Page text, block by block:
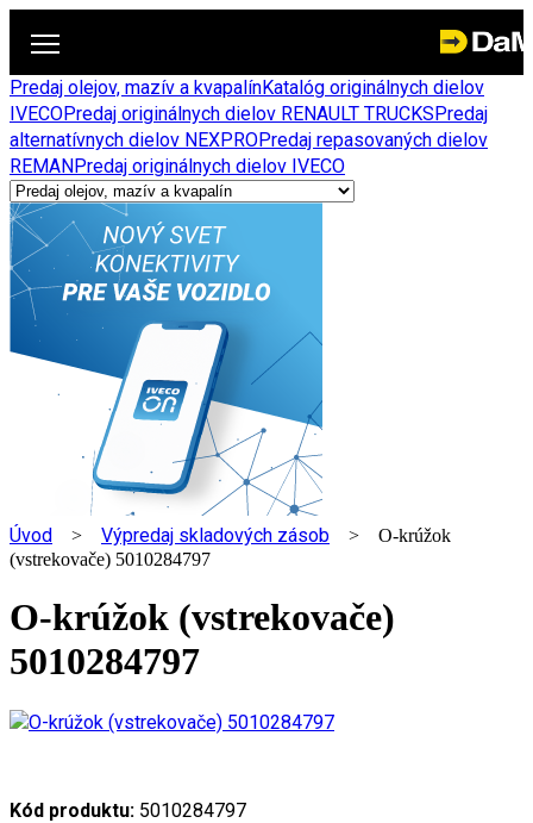
Predaj olejov, mazív a kvapalínKatalóg originálnych dielov
IVECOPredaj originálnych dielov RENAULT TRUCKSPredaj
alternatívnych dielov NEXPROPredaj repasovaných dielov
REMANPredaj originálnych dielov IVECO
Úvod > Výpredaj skladových zásob > O-krúžok
(vstrekovače) 5010284797
O-krúžok (vstrekovače)
5010284797
Kód produktu: 5010284797